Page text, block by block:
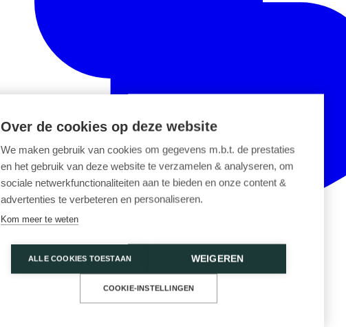
Over de cookies op deze website
We maken gebruik van cookies om gegevens m.b.t. de prestaties
en het gebruik van deze website te verzamelen & analyseren, om
sociale netwerkfunctionaliteiten aan te bieden en onze content &
advertenties te verbeteren en personaliseren.
Kom meer te weten
ALLE COOKIES TOESTAAN WEIGEREN
COOKIE-INSTELLINGEN